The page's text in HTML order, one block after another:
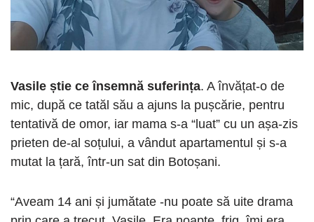
Vasile știe ce însemnă suferința. A învățat-o de
mic, după ce tatăl său a ajuns la pușcărie, pentru
tentativă de omor, iar mama s-a “luat” cu un așa-zis
prieten de-al soțului, a vândut apartamentul și s-a
mutat la țară, într-un sat din Botoșani.
“Aveam 14 ani și jumătate -nu poate să uite drama